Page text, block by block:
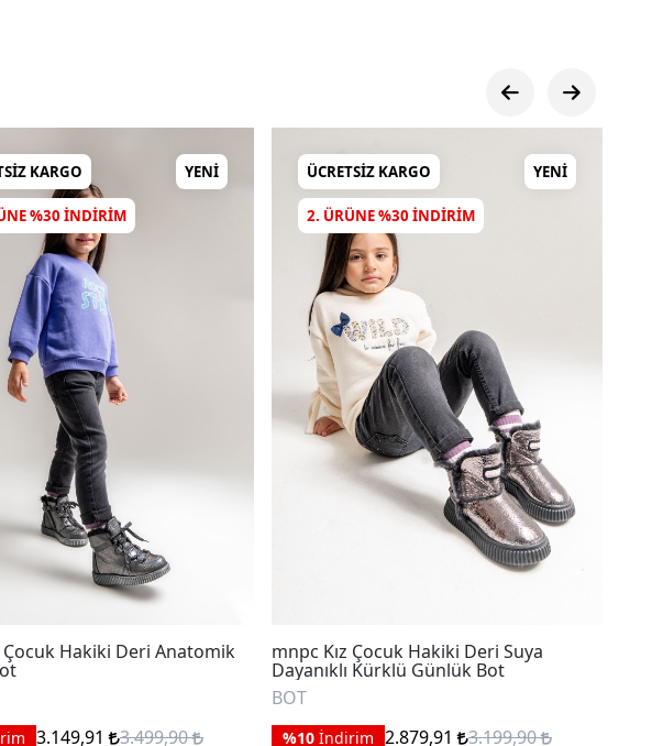
KARGO YENI
%30 INDIRIM
Çocuk Hakiki Deri Anatomik
3.149,91 3.499,90
ÜCRETSIZ KARGO YENI
2. ÜRÜNE %30 INDIRIM
mnpc Kız Çocuk Hakiki Deri Suya
Dayanıklı Kürklü Günlük Bot
BOT
%10 İndirim 2.879,91 3.199,90